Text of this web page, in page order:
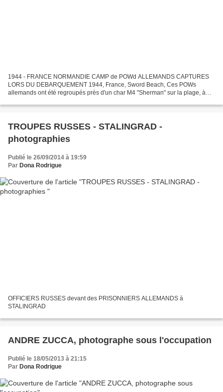
1944 - FRANCE NORMANDIE CAMP de POWd ALLEMANDS CAPTURES
LORS DU DEBARQUEMENT 1944, France, Sword Beach, Ces POWs
allemands ont été regroupés près d'un char M4 "Sherman" sur la plage, à
TROUPES RUSSES - STALINGRAD -
photographies
Publié le 26/09/2014 à 19:59
Par Dona Rodrigue
OFFICIERS RUSSES devant des PRISONNIERS ALLEMANDS à
STALINGRAD
ANDRE ZUCCA, photographe sous l'occupation
Publié le 18/05/2013 à 21:15
Par Dona Rodrigue